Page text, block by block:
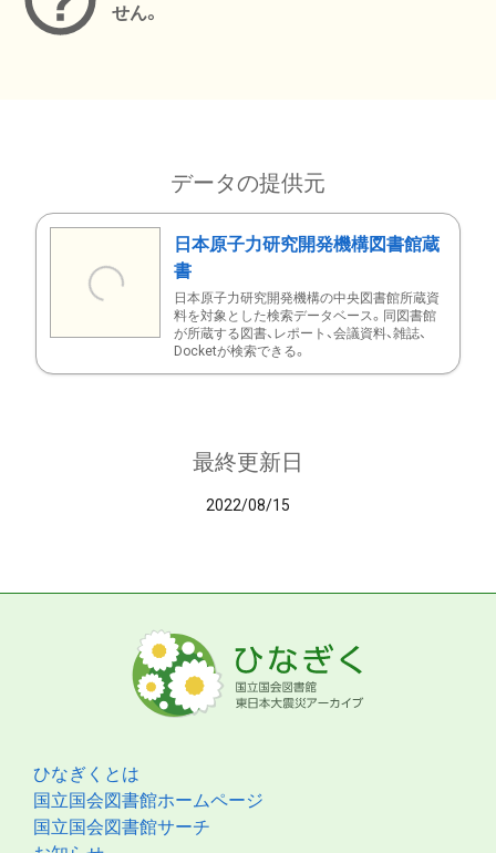
せん。
データの提供元
日本原子力研究開発機構図書館蔵
書
日本原子力研究開発機構の中央図書館所蔵資
料を対象とした検索データベース。同図書館
が所蔵する図書、レポート、会議資料、雑誌、
Docketが検索できる。
最終更新日
2022/08/15
ひなぎくとは
国立国会図書館ホームページ
国立国会図書館サーチ